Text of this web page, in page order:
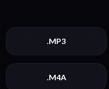
.MP3
.M4A